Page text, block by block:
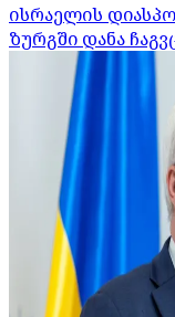
ისრაელის
ზურგში დანა